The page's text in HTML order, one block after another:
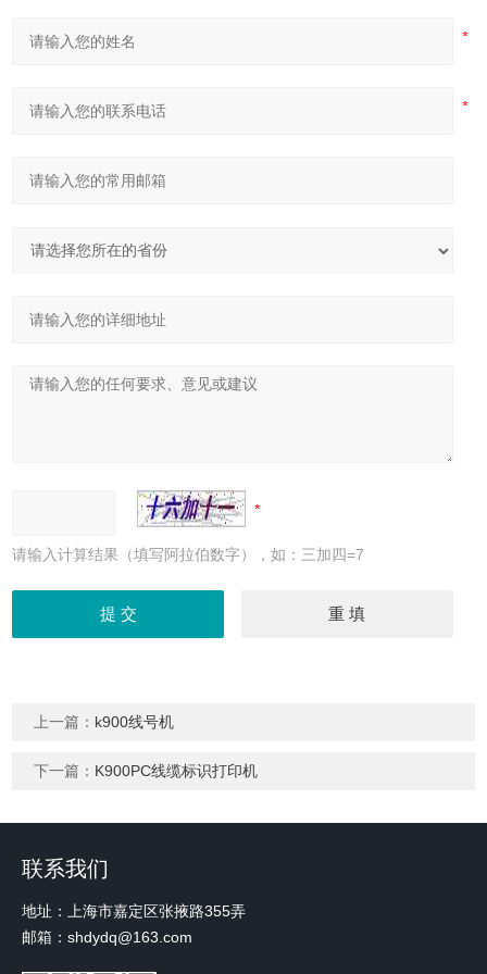
请输入计算结果（填写阿拉伯数字），如：三加四=7
上一篇： k900线号机
下一篇： K900PC线缆标识打印机
联系我们
地址：上海市嘉定区张掖路355弄
邮箱：shdydq@163.com